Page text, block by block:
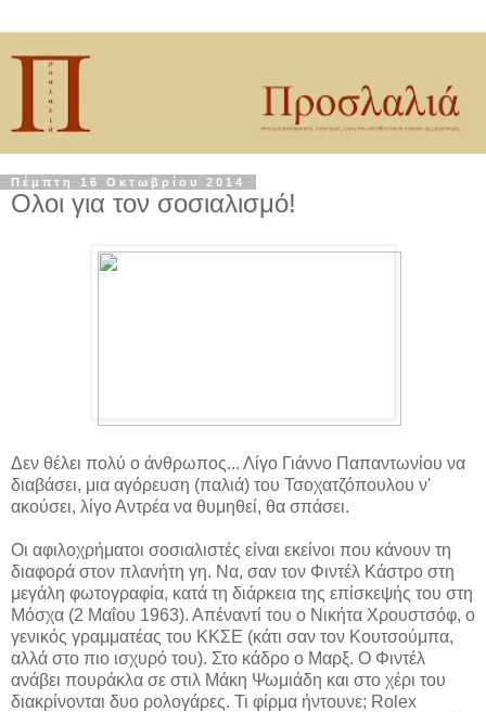
Πέμπτη 16 Οκτωβρίου 2014
Ολοι για τον σοσιαλισμό!
Δεν θέλει πολύ ο άνθρωπος... Λίγο Γιάννο Παπαντωνίου να
διαβάσει, μια αγόρευση (παλιά) του Τσοχατζόπουλου ν'
ακούσει, λίγο Αντρέα να θυμηθεί, θα σπάσει.
Οι αφιλοχρήματοι σοσιαλιστές είναι εκείνοι που κάνουν τη
διαφορά στον πλανήτη γη. Να, σαν τον Φιντέλ Κάστρο στη
μεγάλη φωτογραφία, κατά τη διάρκεια της επίσκεψής του στη
Μόσχα (2 Μαΐου 1963). Απέναντί του ο Νικήτα Χρουστσόφ, ο
γενικός γραμματέας του ΚΚΣΕ (κάτι σαν τον Κουτσούμπα,
αλλά στο πιο ισχυρό του). Στο κάδρο ο Μαρξ. Ο Φιντέλ
ανάβει πουράκλα σε στιλ Μάκη Ψωμιάδη και στο χέρι του
διακρίνονται δυο ρολογάρες. Τι φίρμα ήντουνε; Rolex